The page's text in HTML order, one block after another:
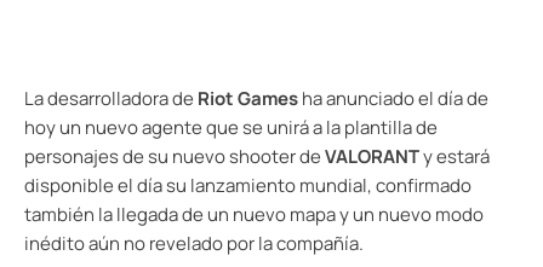
La desarrolladora de Riot Gamesha anunciado el día de
hoy un nuevo agente que se unirá a la plantilla de
personajes de su nuevo shooter deVALORANTy estará
disponible el día su lanzamiento mundial, confirmado
también la llegada de un nuevo mapa y un nuevo modo
inédito aún no revelado por la compañía.